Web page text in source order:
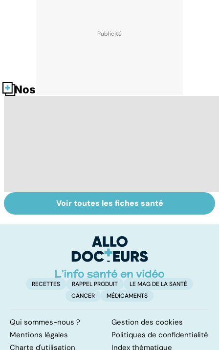
Nos fiches santé
Cannabis : une
vraie
Tout savoir sur
les infections
Voir toutes les fiches santé
RECETTES RAPPEL PRODUIT
LE MAG DE LA SANTÉ
CANCER
MÉDICAMENTS
Qui sommes-nous ?
Gestion des cookies
Mentions légales
Politiques de confidentialité
Charte d'utilisation
Index thématique